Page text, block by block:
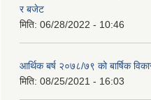
र बजेट
मिति: 06/28/2022 - 10:46
आर्थिक बर्ष २०७८/७९ को बार्षिक
मिति: 08/25/2021 - 16:03